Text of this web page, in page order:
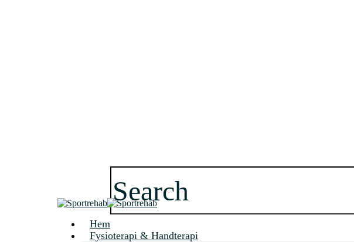
Close
Search
search
Menu
Hem
Fysioterapi & Handterapi